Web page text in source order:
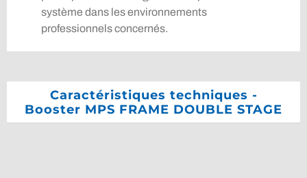
système dans les environnements
professionnels concernés.
Caractéristiques techniques -
Booster MPS FRAME DOUBLE STAGE